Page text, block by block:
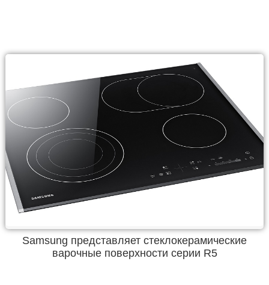
Samsung представляет стеклокерамические
варочные поверхности серии R5